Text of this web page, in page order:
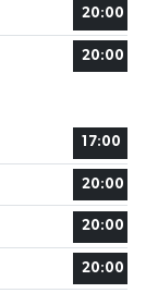
20:00
20:00
17:00
20:00
20:00
20:00